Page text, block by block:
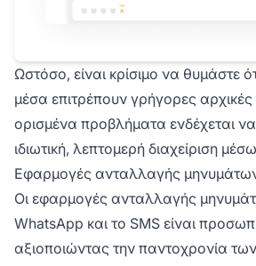
Ωστόσο, είναι κρίσιμο να θυμάστε
μέσα επιτρέπουν γρήγορες
ορισμένα προβλήματα ενδέχεται
ιδιωτική, λεπτομερή διαχείριση
Εφαρμογές ανταλλαγής
Οι εφαρμογές ανταλλαγής
WhatsApp και το SMS είναι
αξιοποιώντας την παντοχρονία